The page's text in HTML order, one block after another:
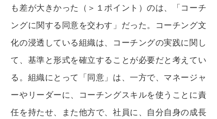
も差が大きかった（＞１ポイント）のは、「コーチ
ングに関する同意を交わす」だった。コーチング文
化の浸透している組織は、コーチングの実践に関し
て、基準と形式を確立することが必要だと考えてい
る。組織にとって「同意」は、一方で、マネージャ
ーやリーダーに、コーチングスキルを使うことに責
任を持たせ、また他方で、社員に、自分自身の成長